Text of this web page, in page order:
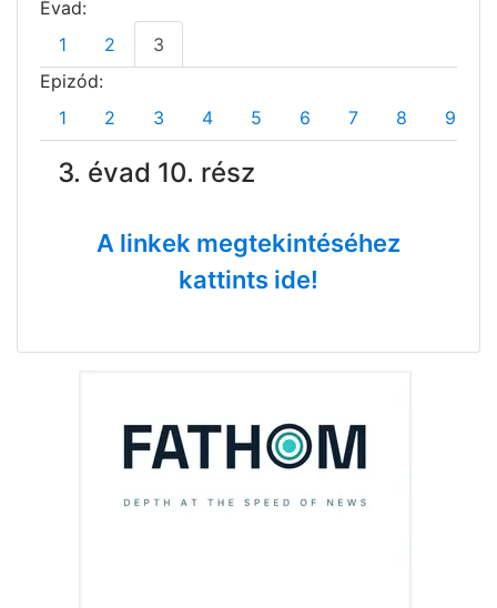
Évad:
1
2
3
Epizód:
1
2 3 4 5 6 7 8 9
3. évad 10. rész
A linkek megtekintéséhez
kattints ide!